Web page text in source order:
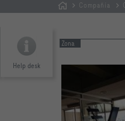
Compañía
Help desk
Zona